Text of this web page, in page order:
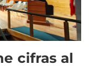
cifras al